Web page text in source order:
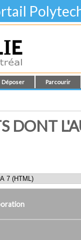
Déposer Parcourir
DONT